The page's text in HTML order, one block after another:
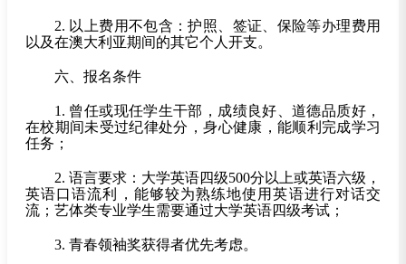
2. 以上费用不包含：护照、签证、保险等办理费用
以及在澳大利亚期间的其它个人开支。
六、报名条件
1. 曾任或现任学生干部，成绩良好、道德品质好，
在校期间未受过纪律处分，身心健康，能顺利完成学习
任务；
2. 语言要求：大学英语四级500分以上或英语六级，
英语口语流利，能够较为熟练地使用英语进行对话交
流；艺体类专业学生需要通过大学英语四级考试；
3. 青春领袖奖获得者优先考虑。